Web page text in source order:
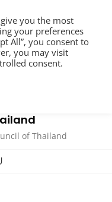
of Thailand
you the most
your preferences
All”, you consent to
you may visit
consent.